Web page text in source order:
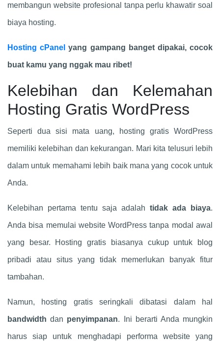
membangun website profesional tanpa perlu khawatir soal
biaya hosting.
Hosting cPanel yang gampang banget dipakai, cocok
buat kamu yang nggak mau ribet!
Kelebihan dan Kelemahan
Hosting Gratis WordPress
Seperti dua sisi mata uang, hosting gratis WordPress
memiliki kelebihan dan kekurangan. Mari kita telusuri lebih
dalam untuk memahami lebih baik mana yang cocok untuk
Anda.
Kelebihan pertama tentu saja adalah tidak ada biaya.
Anda bisa memulai website WordPress tanpa modal awal
yang besar. Hosting gratis biasanya cukup untuk blog
pribadi atau situs yang tidak memerlukan banyak fitur
tambahan.
Namun, hosting gratis seringkali dibatasi dalam hal
bandwidth dan penyimpanan. Ini berarti Anda mungkin
harus siap untuk menghadapi performa website yang